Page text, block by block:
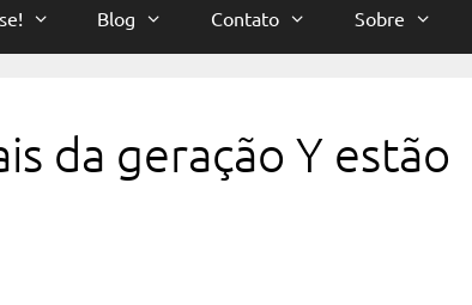
Blog Contato Sobre
da geração Y estão